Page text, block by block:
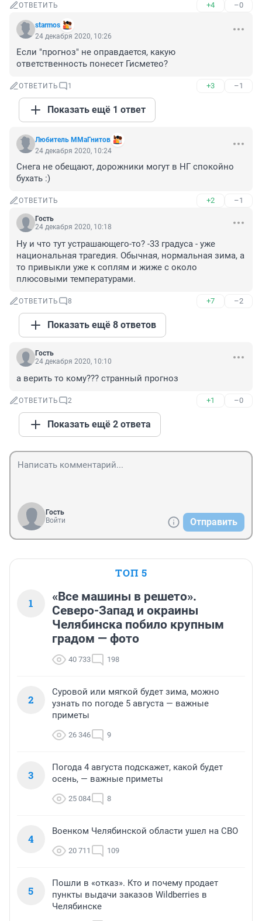
ОТВЕТИТЬ +4 –0
starmos
24 декабря 2020, 10:26
Если "прогноз" не оправдается, какую
ответственность понесет Гисметео?
ОТВЕТИТЬ 1 +3 –1
Показать ещё 1 ответ
Любитель ММаГнитов
24 декабря 2020, 10:24
Снега не обещают, дорожники могут в НГ спокойно
бухать :)
ОТВЕТИТЬ +2 –1
Гость
24 декабря 2020, 10:18
Ну и что тут устрашающего-то? -33 градуса - уже
национальная трагедия. Обычная, нормальная зима, а
то привыкли уже к соплям и жиже с около
плюсовыми температурами.
ОТВЕТИТЬ 8 +7 –2
Показать ещё 8 ответов
Гость
24 декабря 2020, 10:10
а верить то кому??? странный прогноз
ОТВЕТИТЬ 2 +1 –0
Показать ещё 2 ответа
Гость
Войти
Отправить
ТОП 5
1
«Все машины в решето».
Северо-Запад и окраины
Челябинска побило крупным
градом — фото
40 733 198
2
Суровой или мягкой будет зима, можно
узнать по погоде 5 августа — важные
приметы
26 346 9
3
Погода 4 августа подскажет, какой будет
осень, — важные приметы
25 084 8
4
Военком Челябинской области ушел на СВО
20 711 109
5
Пошли в «отказ». Кто и почему продает
пункты выдачи заказов Wildberries в
Челябинске